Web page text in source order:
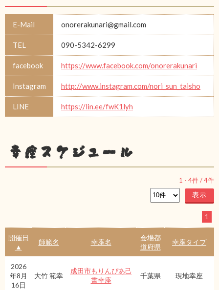
E-Mail onorerakunari@gmail.com
TEL 090-5342-6299
facebook https://www.facebook.com/onorerakunari
Instagram http://www.instagram.com/nori_sun_taisho
LINE https://lin.ee/fwK1lyh
幸座スケジュール
1 - 4件 /4件
1
開催日
▲
師範名 幸座名
会場都
道府県
幸座タイプ
2026
年8月
16日
大竹 範幸
成田市もりんぴあ己
書幸座
千葉県 現地幸座